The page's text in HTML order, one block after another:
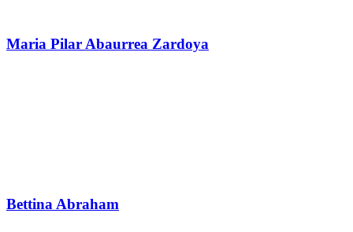
Maria Pilar Abaurrea Zardoya
Bettina Abraham